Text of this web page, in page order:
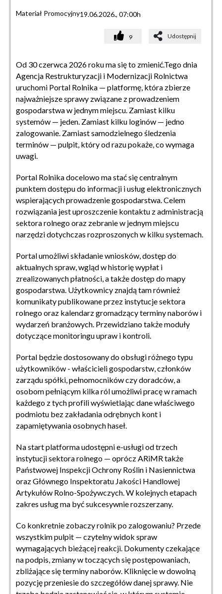
Materiał Promocyjny19.06.2026., 07:00h
9 Udostępnij
Od 30 czerwca 2026 roku ma się to zmienić.Tego dnia
Agencja Restrukturyzacji i Modernizacji Rolnictwa
uruchomi Portal Rolnika — platformę, która zbierze
najważniejsze sprawy związane z prowadzeniem
gospodarstwa w jednym miejscu. Zamiast kilku
systemów — jeden. Zamiast kilku loginów — jedno
zalogowanie. Zamiast samodzielnego śledzenia
terminów — pulpit, który od razu pokaże, co wymaga
uwagi.
Portal Rolnika docelowo ma stać się centralnym
punktem dostępu do informacji i usług elektronicznych
wspierających prowadzenie gospodarstwa. Celem
rozwiązania jest uproszczenie kontaktu z administracją
sektora rolnego oraz zebranie w jednym miejscu
narzędzi dotychczas rozproszonych w kilku systemach.
Portal umożliwi składanie wniosków, dostęp do
aktualnych spraw, wgląd w historię wypłat i
zrealizowanych płatności, a także dostęp do mapy
gospodarstwa. Użytkownicy znajdą tam również
komunikaty publikowane przez instytucje sektora
rolnego oraz kalendarz gromadzący terminy naborów i
wydarzeń branżowych. Przewidziano także moduły
dotyczące monitoringu upraw i kontroli.
Portal będzie dostosowany do obsługi różnego typu
użytkowników - właścicieli gospodarstw, członków
zarządu spółki, pełnomocników czy doradców, a
osobom pełniącym kilka ról umożliwi pracę w ramach
każdego z tych profili wyświetlając dane właściwego
podmiotu bez zakładania odrębnych kont i
zapamiętywania osobnych haseł.
Na start platforma udostępni e-usługi od trzech
instytucji sektora rolnego — oprócz ARiMR także
Państwowej Inspekcji Ochrony Roślin i Nasiennictwa
oraz Głównego Inspektoratu Jakości Handlowej
Artykułów Rolno-Spożywczych. W kolejnych etapach
zakres usług ma być sukcesywnie rozszerzany.
Co konkretnie zobaczy rolnik po zalogowaniu? Przede
wszystkim pulpit — czytelny widok spraw
wymagających bieżącej reakcji. Dokumenty czekające
na podpis, zmiany w toczących się postępowaniach,
zbliżające się terminy naborów. Kliknięcie w dowolną
pozycję przeniesie do szczegółów danej sprawy. Nie